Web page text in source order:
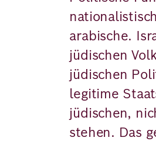
arabische.
jüdischen
jüdischen
legitime
jüdischen,
stehen. Das